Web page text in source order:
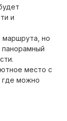
и
маршрута, но
панорамный
место с
где можно